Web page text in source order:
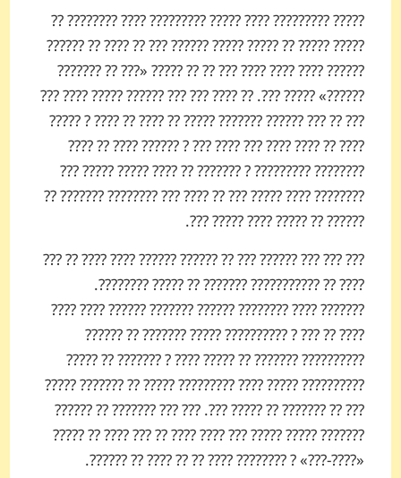
????? ??????­??? ???? ????? ????????? ???? ???????? ??
????? ????? ?? ????? ????? ?????? ??? ?? ??­?? ?? ??????
?????? ???? ???? ???? ??? ?? ?? ????? «??? ?? ???????
??????» ????? ???. ?? ???? ??? ??? ?????? ????? ???? ???
??? ?? ??? ?????? ???­???? ????? ?? ???? ?? ???? ? ?????
???? ?? ???? ???? ??? ???? ??? ? ?????? ???? ?? ???­?
????­???? ????????? ? ??????? ?? ???? ????? ????? ???
???????? ???? ????? ??? ?? ???? ??? ???????? ??????? ??
?????? ?? ????? ???? ?????­ ???.
??? ??? ??? ?????? ??? ?? ?????? ?????? ???? ???? ?? ???
???? ?? ??????????? ??????? ?? ????? ????????.
??????? ???? ???­????? ?????? ??????? ????­?? ???? ????
???? ?? ??? ? ???????­??? ????? ??????? ?? ??????
?????­????? ??????? ?? ????? ???? ? ??????? ?? ?????
?????????? ????? ???? ????????? ????? ?? ???????­ ?????
??? ?? ??????? ?? ????? ???. ??? ??? ???­???? ?? ??????
??????? ????? ????? ??? ???? ???? ?? ??? ???? ?? ?????
«????-???» ? ???­????? ???? ?? ?? ???? ?? ??????.